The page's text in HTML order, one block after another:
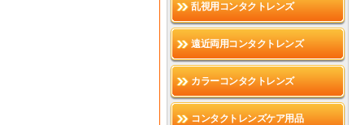
乱視用コンタクトレンズ
遠近両用コンタクトレンズ
カラーコンタクトレンズ
コンタクトレンズケア用品